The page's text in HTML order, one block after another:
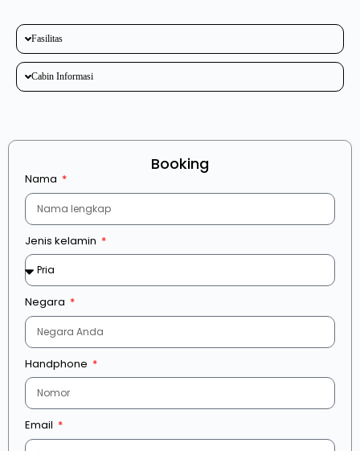
Fasilitas
Cabin Informasi
Booking
Nama
Jenis kelamin
Negara
Handphone
Email